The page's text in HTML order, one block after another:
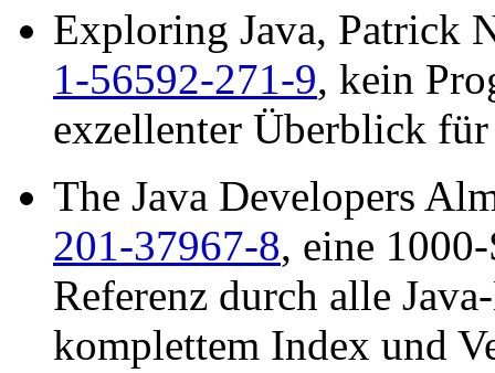
Exploring Java, Patrick
1-56592-271-9, kein
exzellenter Überblick
The Java Developers
201-37967-8, eine
Referenz durch alle
komplettem Index und